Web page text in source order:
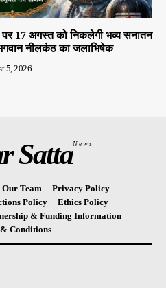
17 अगस्त को निकलेगी भव्य सनातन
नीलकंठ का जलाभिषेक
5, 2026
SattaNews
Our Team
Privacy Policy
Policy
Ethics Policy
& Funding Information
Conditions